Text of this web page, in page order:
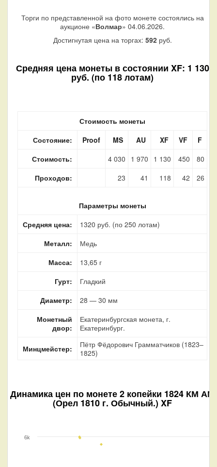
Торги по представленной на фото монете состоялись на
аукционе «Волмар» 04.06.2026.
Достигнутая цена на торгах: 592руб.
Средняя цена монеты в состоянии XF: 1 130
руб. (по 118 лотам)
Стоимость монеты
Состояние:
Proof MS AU XF VF
F
Стоимость:
4 030 1 970 1 130 450
80
Проходов:
23 41 118 42 26
Параметры монеты
Средняя цена:
1320 руб. (по 250 лотам)
Металл:
Медь
Масса:
13,65 г
Гурт:
Гладкий
Диаметр:
28 — 30 мм
Монетный
двор:
Екатеринбургская монета, г.
Екатеринбург.
Минцмейстер:
Пётр Фёдорович Грамматчиков (1823–
1825)
Динамика цен по монете2 копейки 1824 КМ АМ
(Орел 1810 г. Обычный.) XF
6k